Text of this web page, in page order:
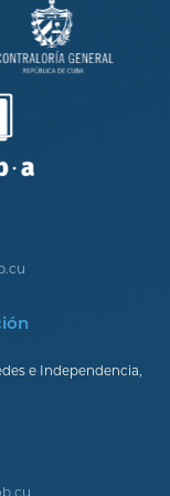
e Independencia,